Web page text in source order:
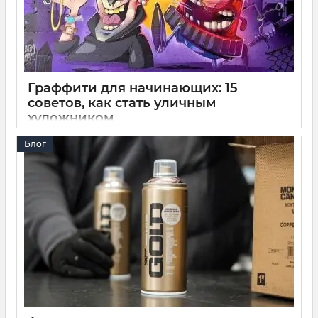
Граффити для начинающих: 15
советов, как стать уличным
художником
31 10 2025 0 12 минут
Развеиваем миф о том, что граффити – это искусство не
для всех, и доказывает: каждый может стать райтером,
независимо от возраста или опыта. Мы собрали 15
практических советов для начинающих, которые помогут
вам избежать типичных ошибок, найти свой стиль и стать
частью граффити-культуры.
Блог